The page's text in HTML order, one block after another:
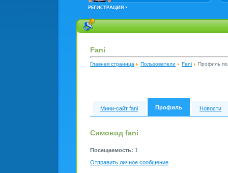
Fani
Главная страница Пользователи Fani Профиль
Мини-сайт fani Профиль Новости
Симовод fani
Посещаемость: 1
Отправить личное сообщение